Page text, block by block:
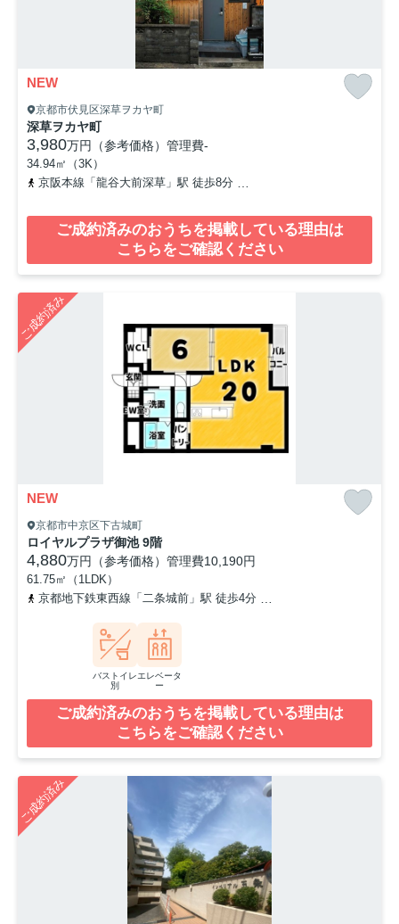
NEW
京都市伏見区深草ヲカヤ町
深草ヲカヤ町
3,980万円（参考価格） 管理費-
34.94㎡（3K）
京阪本線「龍谷大前深草」駅 徒歩8分
ご成約済みのおうちを掲載している理由は
こちらをご確認ください
ご成約済み
NEW
京都市中京区下古城町
ロイヤルプラザ御池 9階
4,880万円（参考価格） 管理費10,190円
61.75㎡（1LDK）
京都地下鉄東西線「二条城前」駅 徒歩4分
バストイレ
別
エレベータ
ー
ご成約済みのおうちを掲載している理由は
こちらをご確認ください
ご成約済み